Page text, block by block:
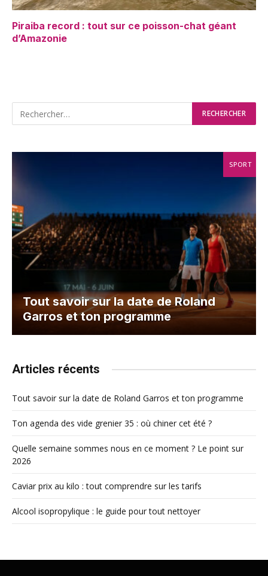
Piraiba record : tout sur ce poisson-chat géant
d’Amazonie
SPORT
Tout savoir sur la date de Roland
Garros et ton programme
Articles récents
Tout savoir sur la date de Roland Garros et ton programme
Ton agenda des vide grenier 35 : où chiner cet été ?
Quelle semaine sommes nous en ce moment ? Le point sur
2026
Caviar prix au kilo : tout comprendre sur les tarifs
Alcool isopropylique : le guide pour tout nettoyer